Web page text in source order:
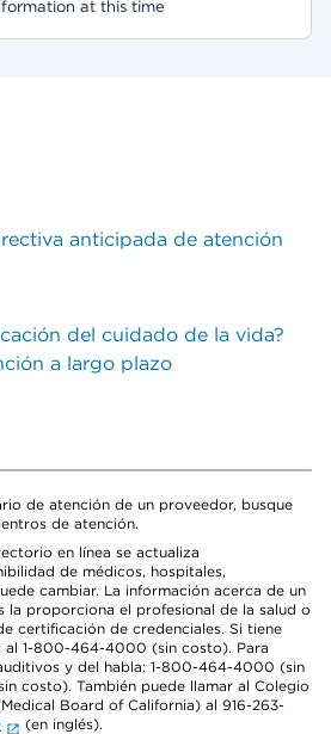
at this time
anticipada de atención
del cuidado de la vida?
a largo plazo
de atención de un proveedor, busque
de atención.
en línea se actualiza
de médicos, hospitales,
cambiar. La información acerca de un
la proporciona el profesional de la salud o
certificación de credenciales. Si tiene
al 1-800-464-4000 (sin costo). Para
y del habla: 1-800-464-4000 (sin
costo). También puede llamar al Colegio
Board of California) al 916-263-
(en inglés).